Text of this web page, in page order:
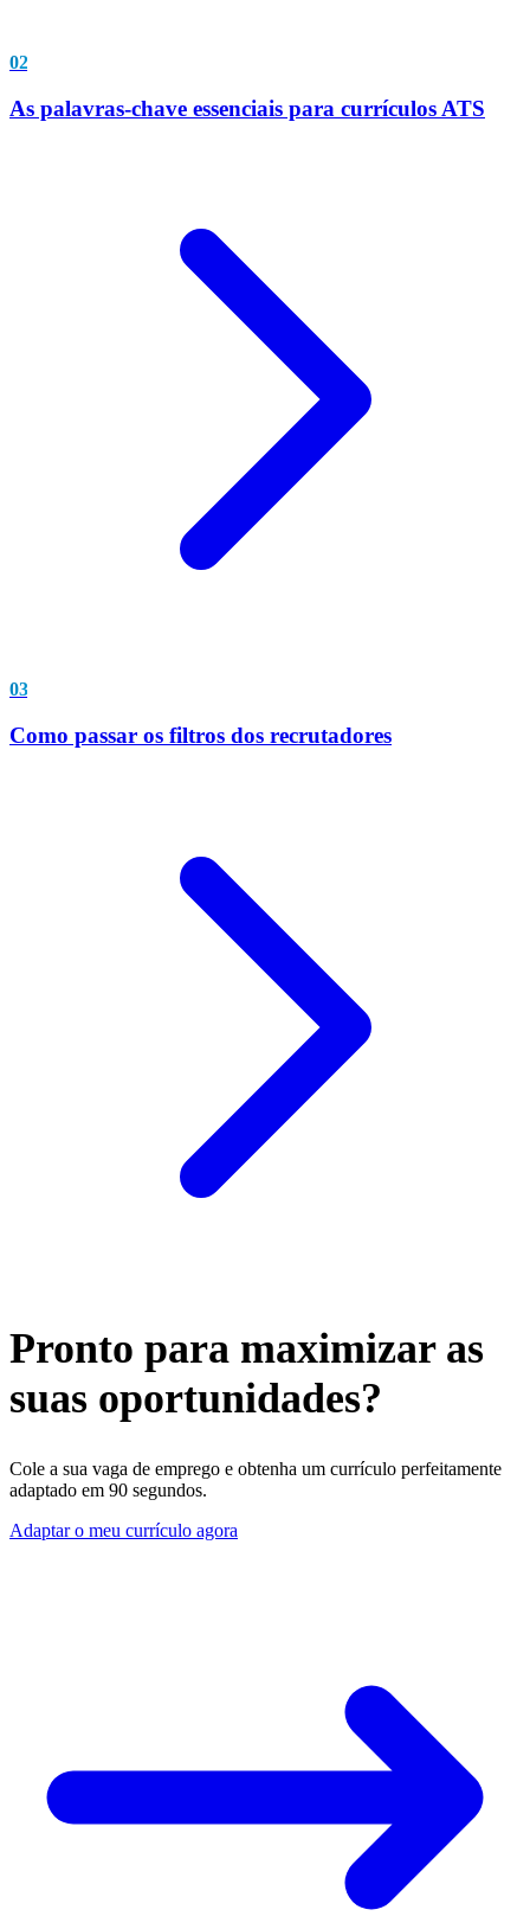
02
As palavras-chave essenciais para currículos ATS
03
Como passar os filtros dos recrutadores
Pronto para maximizar as
suas oportunidades?
Cole a sua vaga de emprego e obtenha um currículo perfeitamente
adaptado em 90 segundos.
Adaptar o meu currículo agora